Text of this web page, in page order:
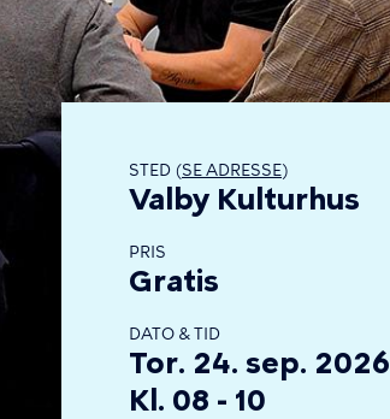
STED (SE ADRESSE)
Valby Kulturhus
PRIS
Gratis
DATO & TID
Tor. 24. sep. 2026
Kl. 08 - 10